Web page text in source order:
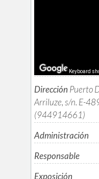
Keyboard
Dirección Puerto
Arriluze, s/n. E-
(944914661)
Administración
Responsable
Exposición